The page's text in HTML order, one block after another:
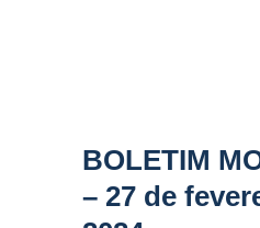
BOLETIM
– 27 de